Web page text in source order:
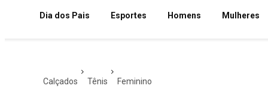
Dia dos Pais Esportes Homens Mulheres
calçados tênis feminino